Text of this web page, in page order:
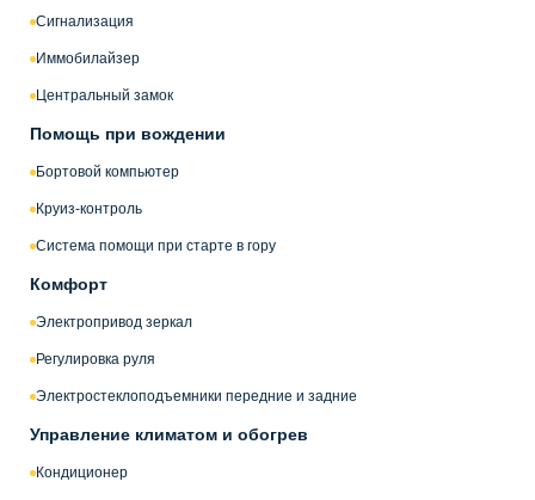
Сигнализация
Иммобилайзер
Центральный замок
Помощь при вождении
Бортовой компьютер
Круиз-контроль
Система помощи при старте в гору
Комфорт
Электропривод зеркал
Регулировка руля
Электростеклоподъемники передние и задние
Управление климатом и обогрев
Кондиционер